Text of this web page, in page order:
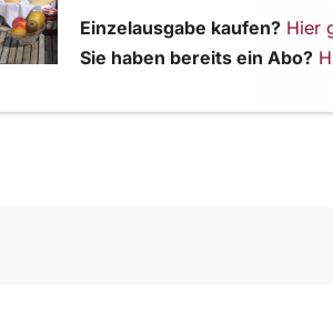
Einzelausgabe kaufen? Hier
Sie haben bereits ein Abo?